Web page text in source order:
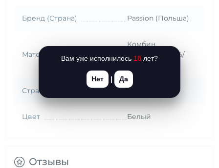
Бренд (Страна) Passion (Польша)
Материал
Комбин.
(полиамид 85%/
Страна происхождения Италия
Цвет Белый
Отзывы
Вам уже исполнилось 18 лет?
Нет | Да